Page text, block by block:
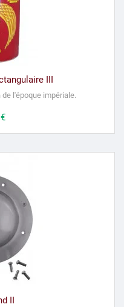
III
l'époque impériale.
II